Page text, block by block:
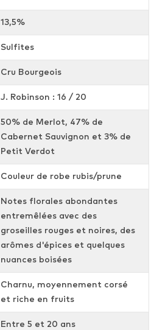
13,5%
Sulfites
Cru Bourgeois
J. Robinson : 16 / 20
50% de Merlot, 47% de
Cabernet Sauvignon et 3% de
Petit Verdot
Couleur de robe rubis/prune
Notes florales abondantes
entremêlées avec des
groseilles rouges et noires, des
arômes d'épices et quelques
nuances boisées
Charnu, moyennement corsé
et riche en fruits
Entre 5 et 20 ans